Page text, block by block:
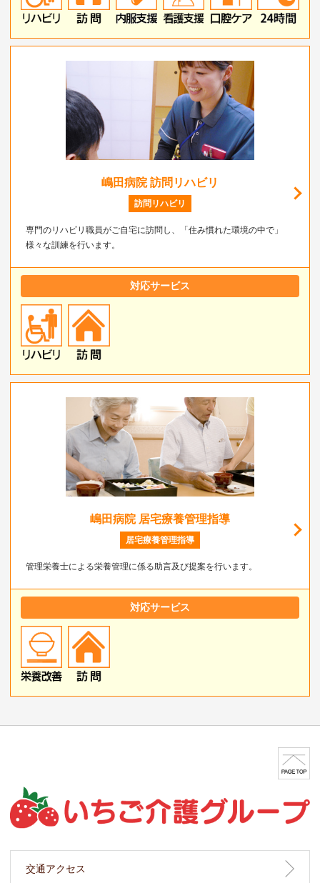
嶋田病院 訪問リハビリ
訪問リハビリ
専門のリハビリ職員がご自宅に訪問し、「住み慣れた環境の中で」
様々な訓練を行います。
対応サービス
嶋田病院 居宅療養管理指導
居宅療養管理指導
管理栄養士による栄養管理に係る助言及び提案を行います。
対応サービス
交通アクセス